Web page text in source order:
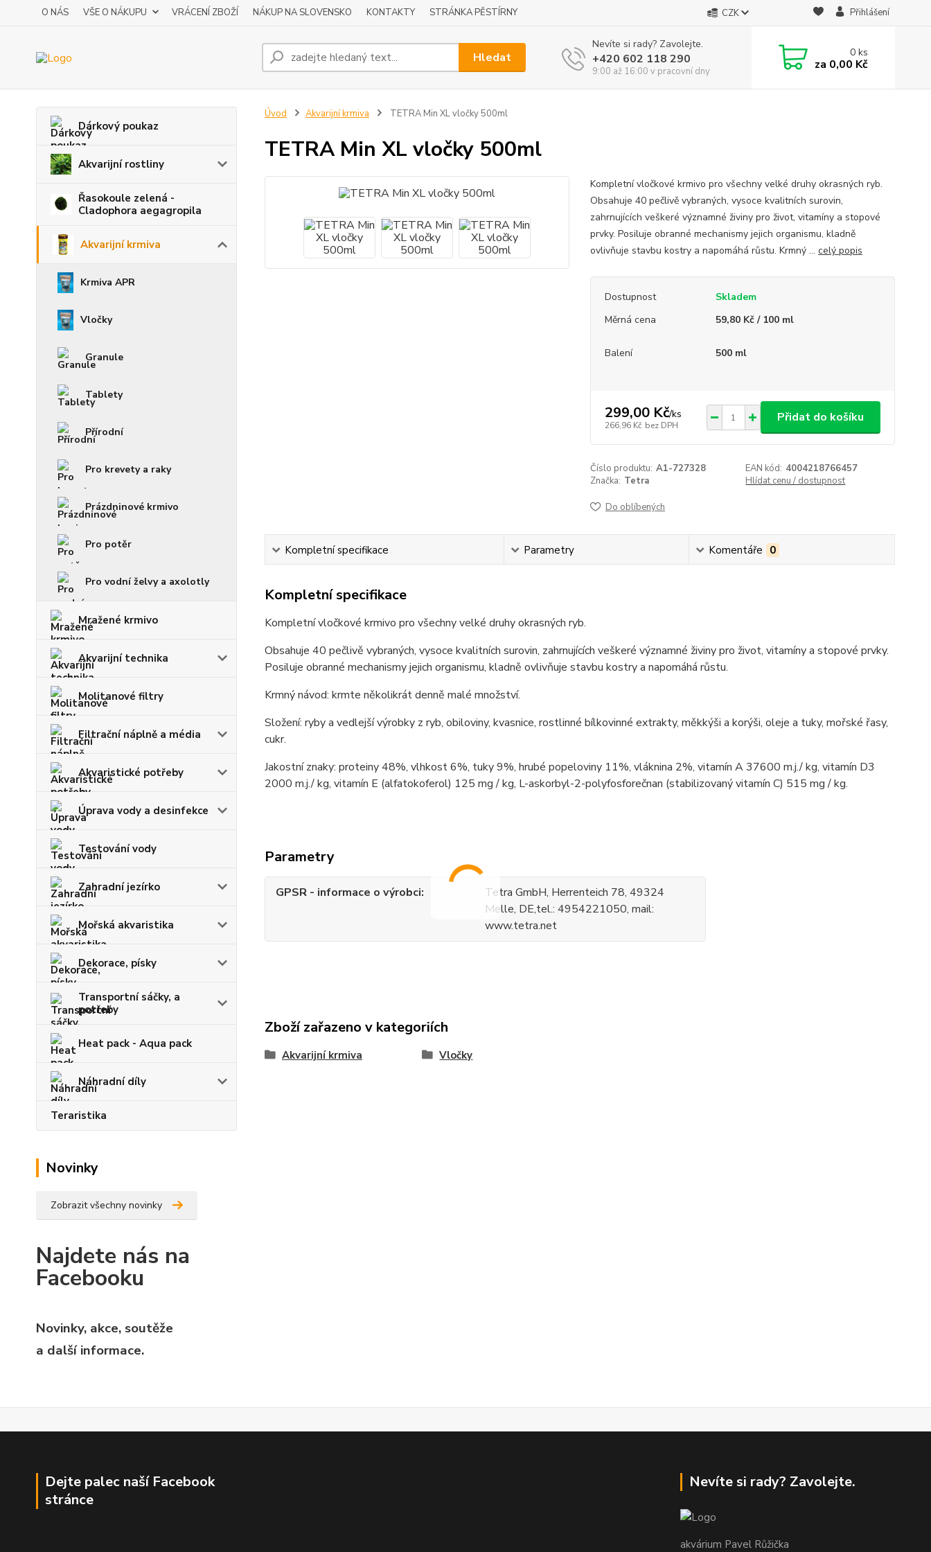
O NÁS VŠE O NÁKUPU VRÁCENÍ ZBOŽÍ NÁKUP NA SLOVENSKO KONTAKTY STRÁNKA PĚSTÍRNY CZK Přihlášení
Hledat
Nevíte si rady? Zavolejte.
+420 602 118 290
9:00 až 16:00 v pracovní dny
0ks
za 0,00 Kč
Dárkový poukaz
Akvarijní rostliny
Řasokoule zelená -
Cladophora aegagropila
Akvarijní krmiva
Krmiva APR
Vločky
Granule
Tablety
Přírodní
Pro krevety a raky
Prázdninové krmivo
Pro potěr
Pro vodní želvy a axolotly
Mražené krmivo
Akvarijní technika
Molitanové filtry
Filtrační náplně a média
Akvaristické potřeby
Úprava vody a desinfekce
Testování vody
Zahradní jezírko
Mořská akvaristika
Dekorace, písky
Transportní sáčky, a
potřeby
Heat pack - Aqua pack
Náhradní díly
Teraristika
Novinky
Zobrazit všechny novinky
Najdete nás na
Facebooku
Novinky, akce, soutěže
a další informace.
Úvod Akvarijní krmiva TETRA Min XL vločky 500ml
TETRA Min XL vločky 500ml
Kompletní vločkové krmivo pro všechny velké druhy okrasných ryb.
Obsahuje 40 pečlivě vybraných, vysoce kvalitních surovin,
zahrnujících veškeré významné živiny pro život, vitamíny a stopové
prvky. Posiluje obranné mechanismy jejich organismu, kladně
ovlivňuje stavbu kostry a napomáhá růstu. Krmný ... celý popis
Dostupnost
Skladem
Měrná cena
59,80 Kč / 100 ml
Balení 500 ml
299,00 Kč/ks
266,96 Kč bez DPH
Přidat do košíku
Číslo produktu: A1-727328 EAN kód: 4004218766457
Značka: Tetra Hlídat cenu / dostupnost
Do oblíbených
Kompletní specifikace Parametry Komentáře 0
Kompletní specifikace
Kompletní vločkové krmivo pro všechny velké druhy okrasných ryb.
Obsahuje 40 pečlivě vybraných, vysoce kvalitních surovin, zahrnujících veškeré významné živiny pro život, vitamíny a stopové prvky.
Posiluje obranné mechanismy jejich organismu, kladně ovlivňuje stavbu kostry a napomáhá růstu.
Krmný návod: krmte několikrát denně malé množství.
Složení: ryby a vedlejší výrobky z ryb, obiloviny, kvasnice, rostlinné bílkovinné extrakty, měkkýši a korýši, oleje a tuky, mořské řasy,
cukr.
Jakostní znaky: proteiny 48%, vlhkost 6%, tuky 9%, hrubé popeloviny 11%, vláknina 2%, vitamín A 37600 m.j./ kg, vitamín D3
2000 m.j./ kg, vitamín E (alfatokoferol) 125 mg / kg, L-askorbyl-2-polyfosforečnan (stabilizovaný vitamín C) 515 mg / kg.
Parametry
GPSR - informace o výrobci
Tetra GmbH, Herrenteich 78, 49324
Melle, DE,tel.: 4954221050, mail:
www.tetra.net
Zboží zařazeno v kategoriích
Akvarijní krmiva Vločky
Dejte palec naší Facebook
stránce
Nevíte si rady? Zavolejte.
akvárium Pavel Růžička